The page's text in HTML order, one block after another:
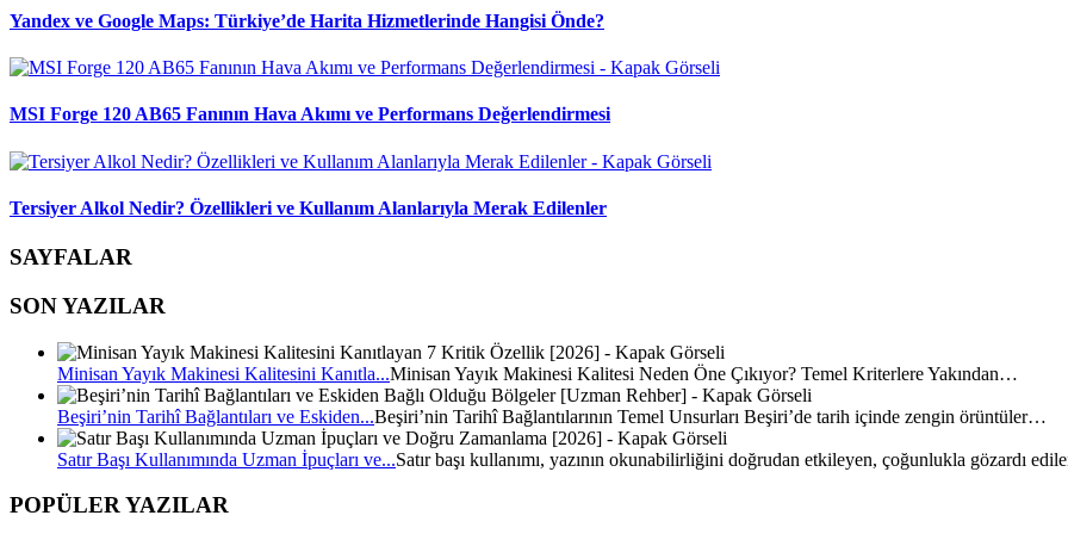
Yandex ve Google Maps: Türkiye’de Harita Hizmetlerinde Hangisi Önde?
MSI Forge 120 AB65 Fanının Hava Akımı ve Performans Değerlendirmesi
Tersiyer Alkol Nedir? Özellikleri ve Kullanım Alanlarıyla Merak Edilenler
SAYFALAR
SON YAZILAR
Minisan Yayık Makinesi Kalitesini Kanıtla...Minisan Yayık Makinesi Kalitesi Neden Öne Çıkıyor? Temel Kriterlere Yakından…
Beşiri’nin Tarihî Bağlantıları ve Eskiden...Beşiri’nin Tarihî Bağlantılarının Temel Unsurları Beşiri’de tarih içinde zengin örüntüler…
Satır Başı Kullanımında Uzman İpuçları ve...Satır başı kullanımı, yazının okunabilirliğini doğrudan etkileyen, çoğunlukla gözardı
POPÜLER YAZILAR